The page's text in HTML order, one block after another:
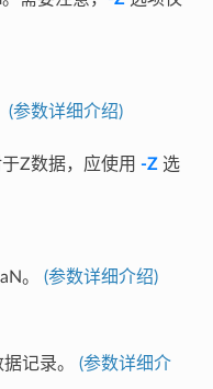
(参数详细介绍)
Z数据，应使用 -Z选
。 (参数详细介绍)
记录。 (参数详细介